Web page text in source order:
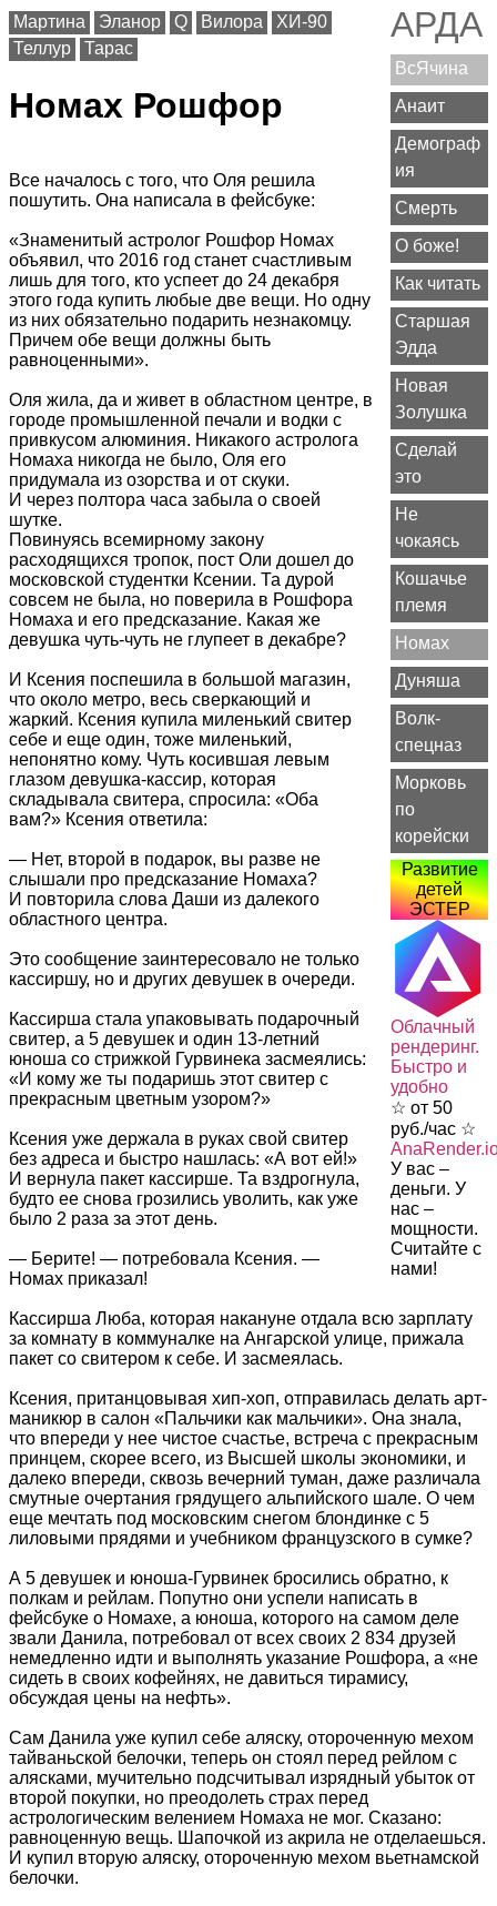
АРДА
ВсЯчина
Анаит
Демограф
ия
Смерть
О боже!
Как читать
Старшая
Эдда
Новая
Золушка
Сделай
это
Не
чокаясь
Кошачье
племя
Номах
Дуняша
Волк-
спецназ
Морковь
по
корейски
Развитие
детей
ЭСТЕР
Облачный
рендеринг.
Быстро и
удобно
☆ от 50
руб./час ☆
У вас –
деньги. У
нас –
мощности.
Считайте с
нами!
Мартина Эланор Q Вилора
ХИ-90
Теллур
Тарас
Номах Рошфор
Все началось с того, что Оля решила
пошутить. Она написала в фейсбуке:
«Знаменитый астролог Рошфор Номах
объявил, что 2016 год станет счастливым
лишь для того, кто успеет до 24 декабря
этого года купить любые две вещи. Но одну
из них обязательно подарить незнакомцу.
Причем обе вещи должны быть
равноценными».
Оля жила, да и живет в областном центре, в
городе промышленной печали и водки с
привкусом алюминия. Никакого астролога
Номаха никогда не было, Оля его
придумала из озорства и от скуки.
И через полтора часа забыла о своей
шутке.
Повинуясь всемирному закону
расходящихся тропок, пост Оли дошел до
московской студентки Ксении. Та дурой
совсем не была, но поверила в Рошфора
Номаха и его предсказание. Какая же
девушка чуть-чуть не глупеет в декабре?
И Ксения поспешила в большой магазин,
что около метро, весь сверкающий и
жаркий. Ксения купила миленький свитер
себе и еще один, тоже миленький,
непонятно кому. Чуть косившая левым
глазом девушка-кассир, которая
складывала свитера, спросила: «Оба
вам?» Ксения ответила:
— Нет, второй в подарок, вы разве не
слышали про предсказание Номаха?
И повторила слова Даши из далекого
областного центра.
Это сообщение заинтересовало не только
кассиршу, но и других девушек в очереди.
Кассирша стала упаковывать подарочный
свитер, а 5 девушек и один 13-летний
юноша со стрижкой Гурвинека засмеялись:
«И кому же ты подаришь этот свитер с
прекрасным цветным узором?»
Ксения уже держала в руках свой свитер
без адреса и быстро нашлась: «А вот ей!»
И вернула пакет кассирше. Та вздрогнула,
будто ее снова грозились уволить, как уже
было 2 раза за этот день.
— Берите! — потребовала Ксения. —
Номах приказал!
Кассирша Люба, которая накануне отдала всю зарплату
за комнату в коммуналке на Ангарской улице, прижала
пакет со свитером к себе. И засмеялась.
Ксения, пританцовывая хип-хоп, отправилась делать арт-
маникюр в салон «Пальчики как мальчики». Она знала,
что впереди у нее чистое счастье, встреча с прекрасным
принцем, скорее всего, из Высшей школы экономики, и
далеко впереди, сквозь вечерний туман, даже различала
смутные очертания грядущего альпийского шале. О чем
еще мечтать под московским снегом блондинке с 5
лиловыми прядями и учебником французского в сумке?
А 5 девушек и юноша-Гурвинек бросились обратно, к
полкам и рейлам. Попутно они успели написать в
фейсбуке о Номахе, а юноша, которого на самом деле
звали Данила, потребовал от всех своих 2 834 друзей
немедленно идти и выполнять указание Рошфора, а «не
сидеть в своих кофейнях, не давиться тирамису,
обсуждая цены на нефть».
Сам Данила уже купил себе аляску, отороченную мехом
тайваньской белочки, теперь он стоял перед рейлом с
алясками, мучительно подсчитывал изрядный убыток от
второй покупки, но преодолеть страх перед
астрологическим велением Номаха не мог. Сказано:
равноценную вещь. Шапочкой из акрила не отделаешься.
И купил вторую аляску, отороченную мехом вьетнамской
белочки.